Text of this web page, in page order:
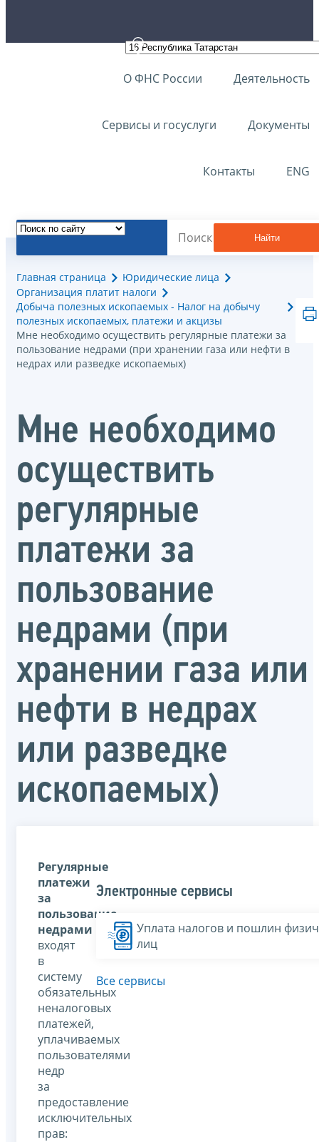
О ФНС России Деятельность
Сервисы и госуслуги Документы
Контакты ENG
Найти
Главная страница
Юридические лица
Организация платит налоги
Добыча полезных ископаемых - Налог на добычу
полезных ископаемых, платежи и акцизы
Мне необходимо осуществить регулярные платежи за
пользование недрами (при хранении газа или нефти в
недрах или разведке ископаемых)
Мне необходимо
осуществить
регулярные
платежи за
пользование
недрами (при
хранении газа или
нефти в недрах
или разведке
ископаемых)
Регулярные
платежи
за
пользование
недрами
входят
в
систему
обязательных
неналоговых
платежей,
уплачиваемых
пользователями
недр
за
предоставление
исключительных
прав:
Электронные сервисы
Уплата налогов и пошлин
лиц
Все сервисы